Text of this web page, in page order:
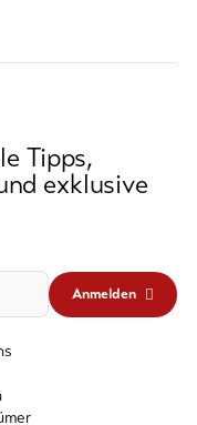
Tipps,
exklusive
Anmelden